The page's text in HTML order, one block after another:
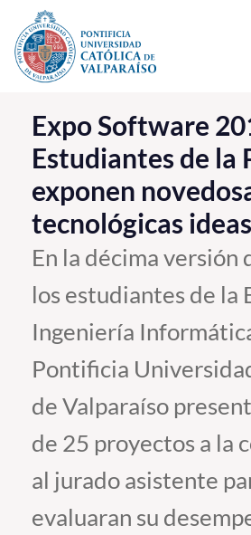
Click acá para ir directamente al
La Universidad
Investigación, Creación e
PUCV Internacional
Vinculación con el Medio
Admisión
Pregrado
Postgrado
Formación Continua
Estudiantes
Académicos
Funcionarios
Expo Software
Estudiantes de la
exponen
tecnológicas ideas
En la décima versión
los estudiantes de la
Ingeniería
Pontificia
de Valparaíso
de 25 proyectos a la
al jurado asistente
evaluaran su